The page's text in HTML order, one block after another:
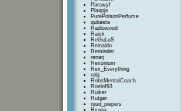
Parawyf
Plaapje
PurePoisonPerfume
qubasta
Radiowood
Raisk
ReGuLuS
Reinaldo
Reminder
renarj
Rexonium
Rex_Everything
robj
RobsMentalCoach
Roelof93
Ruiker
Rutger
ruud_piepers
Ryoga